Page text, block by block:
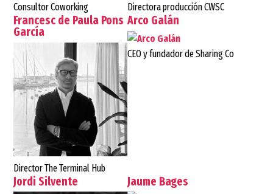
Consultor Coworking Directora producción CWSC
Francesc de Paula Pons
García
Director The Terminal Hub
Arco Galán
CEO y fundador de Sharing Co
Jordi Silvente Jaume Bages